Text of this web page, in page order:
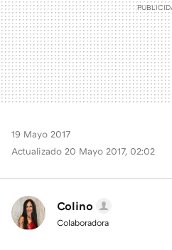
19 Mayo 2017
Actualizado 20 Mayo 2017, 02:02
Colino
Colaboradora